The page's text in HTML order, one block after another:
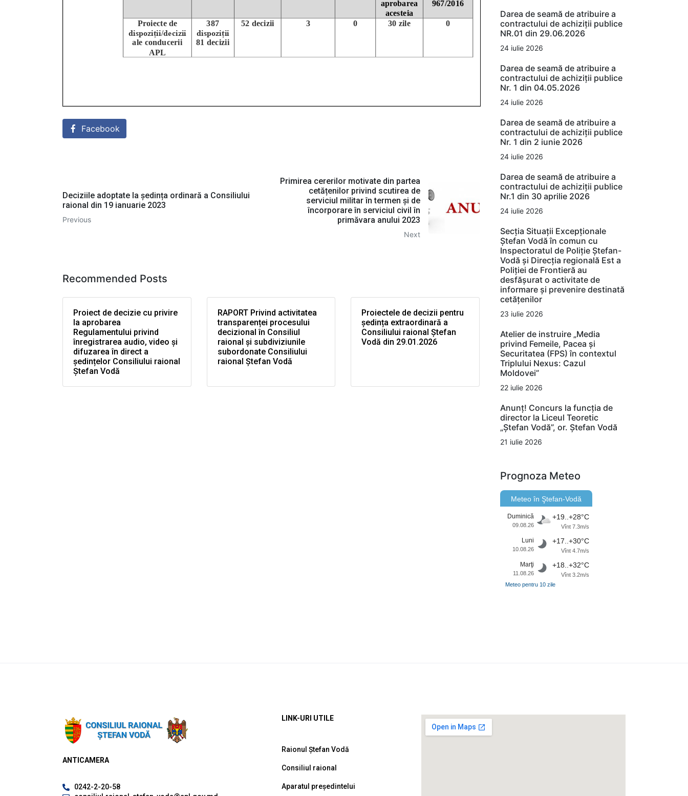
Facebook
Deciziile adoptate la ședința ordinară a Consiliului
raional din 19 ianuarie 2023
Previous
Primirea cererilor motivate din partea
cetățenilor privind scutirea de
serviciul militar în termen și de
încorporare în serviciul civil în
primăvara anului 2023
Next
Recommended Posts
Proiect de decizie cu privire
la aprobarea
Regulamentului privind
înregistrarea audio, video și
difuzarea în direct a
ședințelor Consiliului raional
Ștefan Vodă
RAPORT Privind activitatea
transparenței procesului
decizional în Consiliul
raional și subdiviziunile
subordonate Consiliului
raional Ștefan Vodă
Proiectele de decizii pentru
ședința extraordinară a
Consiliului raional Ștefan
Vodă din 29.01.2026
Darea de seamă de atribuire a
contractului de achiziții publice
NR.01 din 29.06.2026
24 iulie 2026
Darea de seamă de atribuire a
contractului de achiziții publice
Nr. 1 din 04.05.2026
24 iulie 2026
Darea de seamă de atribuire a
contractului de achiziții publice
Nr. 1 din 2 iunie 2026
24 iulie 2026
Darea de seamă de atribuire a
contractului de achiziții publice
Nr.1 din 30 aprilie 2026
24 iulie 2026
Secția Situații Excepționale
Ștefan Vodă în comun cu
Inspectoratul de Poliție Ștefan-
Vodă și Direcția regională Est a
Poliției de Frontieră au
desfășurat o activitate de
informare și prevenire destinată
cetățenilor
23 iulie 2026
Atelier de instruire „Media
privind Femeile, Pacea și
Securitatea (FPS) în contextul
Triplului Nexus: Cazul
Moldovei”
22 iulie 2026
Anunț! Concurs la funcția de
director la Liceul Teoretic
„Ștefan Vodă”, or. Ștefan Vodă
21 iulie 2026
Prognoza Meteo
Meteo în Ştefan-Vodă
Duminică
09.08.26
+19..+28°C
Vînt 7.3m/s
Luni
10.08.26
+17..+30°C
Vînt 4.7m/s
Marţi
11.08.26
+18..+32°C
Vînt 3.2m/s
Meteo pentru 10 zile
ANTICAMERA
0242-2-20-58
LINK-URI UTILE
Raionul Ștefan Vodă
Consiliul raional
Aparatul președintelui